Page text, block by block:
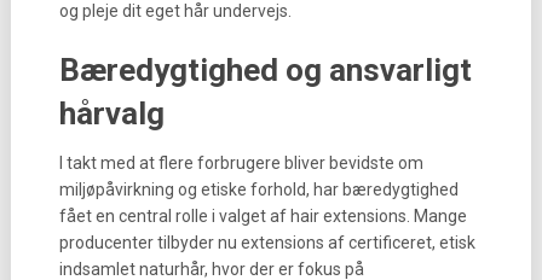
og pleje dit eget hår undervejs.
Bæredygtighed og ansvarligt
hårvalg
I takt med at flere forbrugere bliver bevidste om
miljøpåvirkning og etiske forhold, har bæredygtighed
fået en central rolle i valget af hair extensions. Mange
producenter tilbyder nu extensions af certificeret, etisk
indsamlet naturhår, hvor der er fokus på